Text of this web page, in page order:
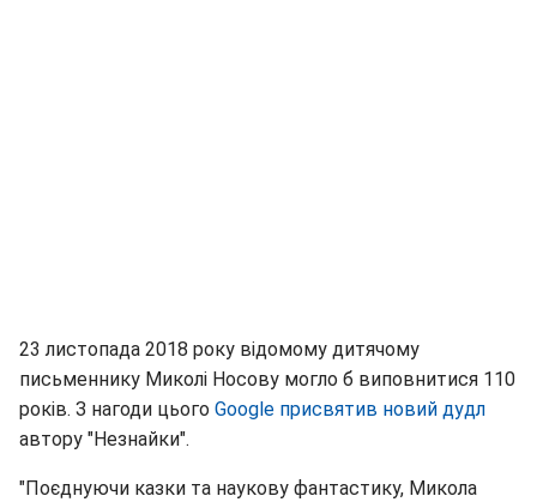
23 листопада 2018 року відомому дитячому
письменнику Миколі Носову могло б виповнитися 110
років. З нагоди цього Google присвятив новий дудл
автору "Незнайки".
"Поєднуючи казки та наукову фантастику, Микола